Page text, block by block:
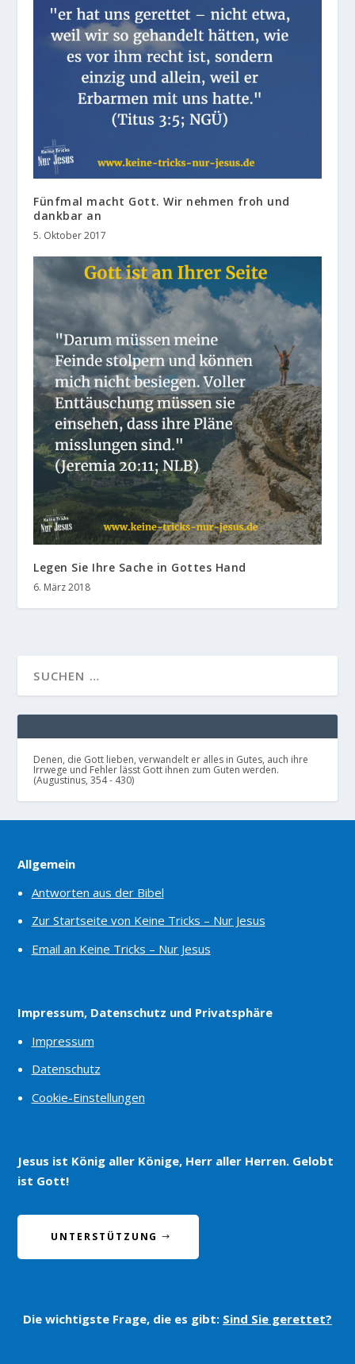
Fünfmal macht Gott. Wir nehmen froh und
dankbar an
5. Oktober 2017
Legen Sie Ihre Sache in Gottes Hand
6. März 2018
Denen, die Gott lieben, verwandelt er alles in Gutes, auch ihre
Irrwege und Fehler lässt Gott ihnen zum Guten werden.
(Augustinus, 354 - 430)
Allgemein
Antworten aus der Bibel
Zur Startseite von Keine Tricks – Nur Jesus
Email an Keine Tricks – Nur Jesus
Impressum, Datenschutz und Privatsphäre
Impressum
Datenschutz
Cookie-Einstellungen
Jesus ist König aller Könige, Herr aller Herren. Gelobt
ist Gott!
UNTERSTÜTZUNG
Die wichtigste Frage, die es gibt: Sind Sie gerettet?